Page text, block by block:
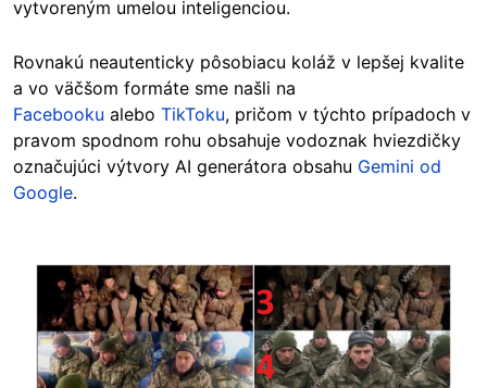
vytvoreným umelou inteligenciou.
Rovnakú neautenticky pôsobiacu koláž v lepšej kvalite
a vo väčšom formáte sme našli na
Facebooku alebo TikToku, pričom v týchto prípadoch v
pravom spodnom rohu obsahuje vodoznak hviezdičky
označujúci výtvory AI generátora obsahu Gemini od
Google.
Image